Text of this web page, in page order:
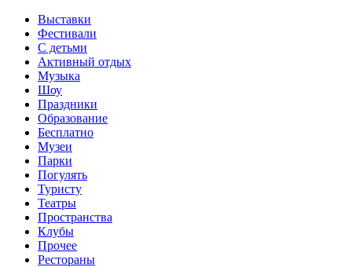
Выставки
Фестивали
С детьми
Активный отдых
Музыка
Шоу
Праздники
Образование
Бесплатно
Музеи
Парки
Погулять
Туристу
Театры
Пространства
Клубы
Прочее
Рестораны